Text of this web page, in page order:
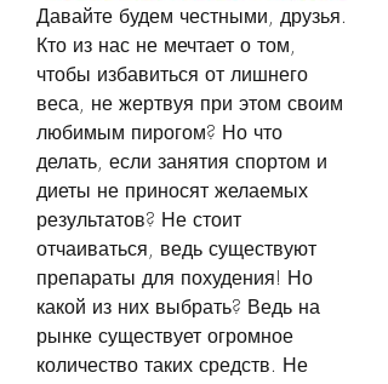
Давайте будем честными, друзья.
Кто из нас не мечтает о том,
чтобы избавиться от лишнего
веса, не жертвуя при этом своим
любимым пирогом? Но что
делать, если занятия спортом и
диеты не приносят желаемых
результатов? Не стоит
отчаиваться, ведь существуют
препараты для похудения! Но
какой из них выбрать? Ведь на
рынке существует огромное
количество таких средств. Не